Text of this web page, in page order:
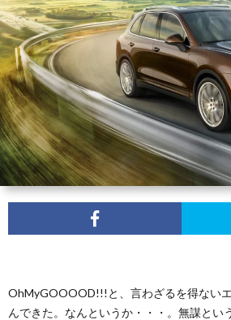
OhMyGOOOOD!!!と、言わざるを得ない
んできた。なんというか・・・。無謀とい